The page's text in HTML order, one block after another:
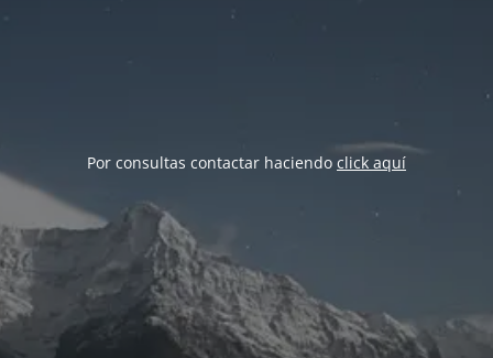
Por consultas contactar haciendo click aquí